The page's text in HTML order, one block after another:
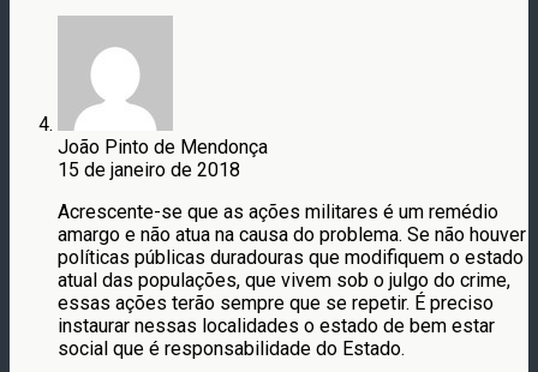
João Pinto de Mendonça
15 de janeiro de 2018
Acrescente-se que as ações militares é um remédio
amargo e não atua na causa do problema. Se não houver
políticas públicas duradouras que modifiquem o estado
atual das populações, que vivem sob o julgo do crime,
essas ações terão sempre que se repetir. É preciso
instaurar nessas localidades o estado de bem estar
social que é responsabilidade do Estado.